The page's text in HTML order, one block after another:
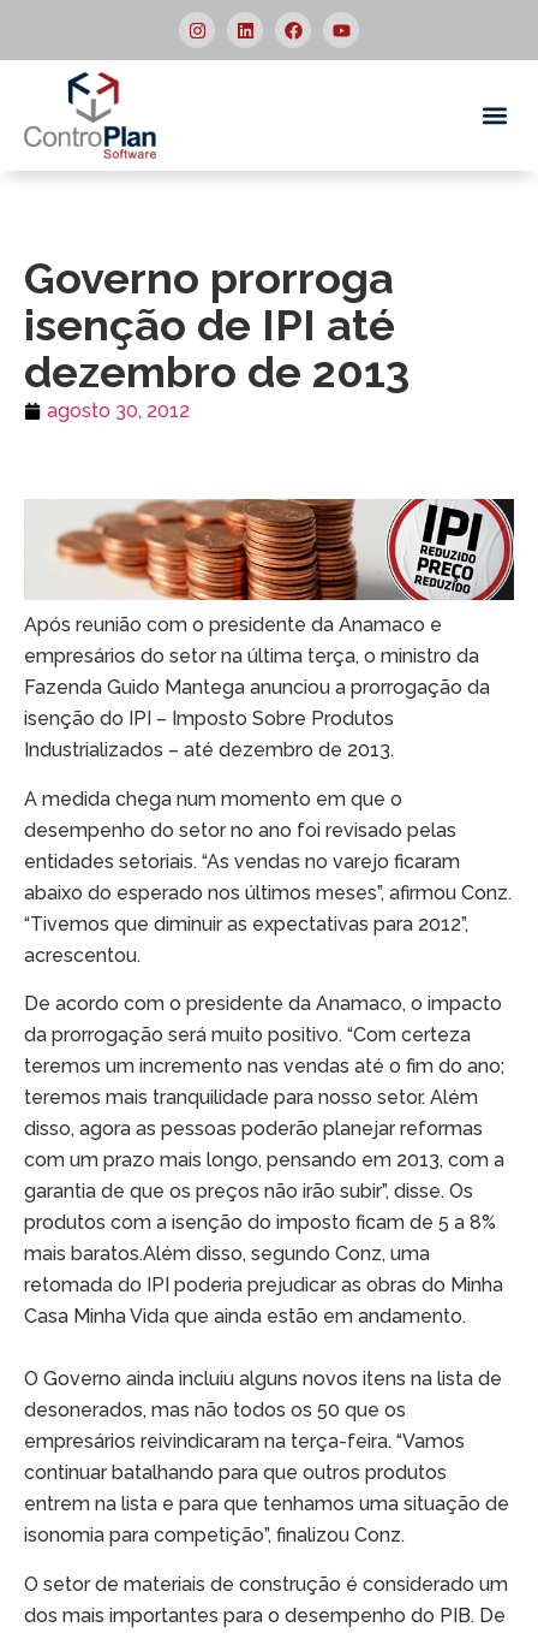
Governo prorroga
isenção de IPI até
dezembro de 2013
agosto 30, 2012
Após reunião com o presidente da Anamaco e
empresários do setor na última terça, o ministro da
Fazenda Guido Mantega anunciou a prorrogação da
isenção do IPI – Imposto Sobre Produtos
Industrializados – até dezembro de 2013.
A medida chega num momento em que o
desempenho do setor no ano foi revisado pelas
entidades setoriais. “As vendas no varejo ficaram
abaixo do esperado nos últimos meses”, afirmou Conz.
“Tivemos que diminuir as expectativas para 2012”,
acrescentou.
De acordo com o presidente da Anamaco, o impacto
da prorrogação será muito positivo. “Com certeza
teremos um incremento nas vendas até o fim do ano;
teremos mais tranquilidade para nosso setor. Além
disso, agora as pessoas poderão planejar reformas
com um prazo mais longo, pensando em 2013, com a
garantia de que os preços não irão subir”, disse. Os
produtos com a isenção do imposto ficam de 5 a 8%
mais baratos.Além disso, segundo Conz, uma
retomada do IPI poderia prejudicar as obras do Minha
Casa Minha Vida que ainda estão em andamento.
O Governo ainda incluiu alguns novos itens na lista de
desonerados, mas não todos os 50 que os
empresários reivindicaram na terça-feira. “Vamos
continuar batalhando para que outros produtos
entrem na lista e para que tenhamos uma situação de
isonomia para competição”, finalizou Conz.
O setor de materiais de construção é considerado um
dos mais importantes para o desempenho do PIB. De